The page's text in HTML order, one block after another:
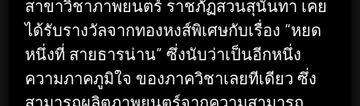
สาขาวิชาภาพยนตร์ ราชภัฏสวนสุนันทา เคย
ได้รับรางวัลจากทองหงส์พิเศษกับเรื่อง “หยด
หนึ่งที่ สายธารน่าน” ซึ่งนับว่าเป็นอีกหนึ่ง
ความภาคภูมิใจ ของภาควิชาเลยทีเดียว ซึ่ง